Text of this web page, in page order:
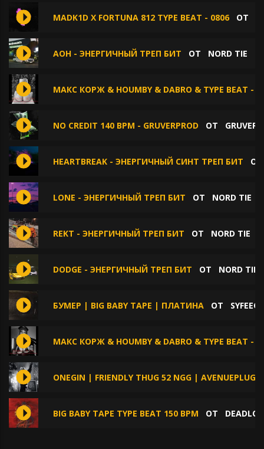
MADK1D X FORTUNA 812 TYPE BEAT - 0806 ОТ
AOH - ЭНЕРГИЧНЫЙ ТРЕП БИТ ОТ NORD TIE
МАКС КОРЖ & HOUMBY & DABRO & TYPE BEAT -
NO CREDIT 140 BPM - GRUVERPROD ОТ
HEARTBREAK - ЭНЕРГИЧНЫЙ СИНТ ТРЕП БИТ
LONE - ЭНЕРГИЧНЫЙ ТРЕП БИТ ОТ NORD TIE
REKT - ЭНЕРГИЧНЫЙ ТРЕП БИТ ОТ NORD TIE
DODGE - ЭНЕРГИЧНЫЙ ТРЕП БИТ ОТ NORD TIE
БУМЕР | BIG BABY TAPE | ПЛАТИНА ОТ
МАКС КОРЖ & HOUMBY & DABRO & TYPE BEAT -
ONEGIN | FRIENDLY THUG 52 NGG |
BIG BABY TAPE TYPE BEAT 150 BPM ОТ